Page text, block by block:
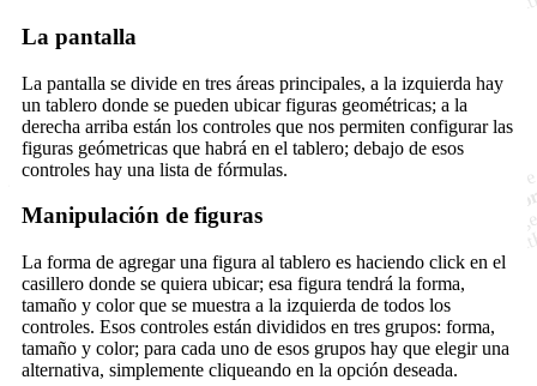
La pantalla
La pantalla se divide en tres áreas principales, a la izquierda hay
un tablero donde se pueden ubicar figuras geométricas; a la
derecha arriba están los controles que nos permiten configurar las
figuras geómetricas que habrá en el tablero; debajo de esos
controles hay una lista de fórmulas.
Manipulación de figuras
La forma de agregar una figura al tablero es haciendo click en el
casillero donde se quiera ubicar; esa figura tendrá la forma,
tamaño y color que se muestra a la izquierda de todos los
controles. Esos controles están divididos en tres grupos: forma,
tamaño y color; para cada uno de esos grupos hay que elegir una
alternativa, simplemente cliqueando en la opción deseada.